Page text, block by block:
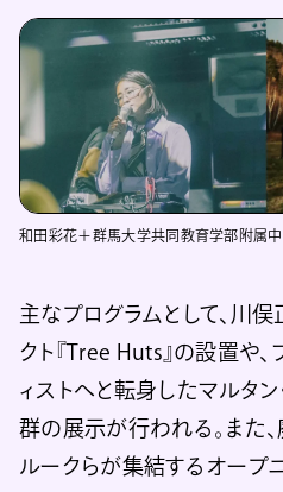
和田彩花＋群馬大学共同教育学部附属
主なプログラムとして、川
クト『Tree Huts』の設置や
ィストへと転身したマルタ
群の展示が行われる。また
ルークらが集結するオープ